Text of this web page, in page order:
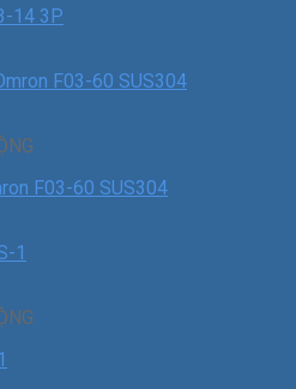
14 3P
F03-60 SUS304